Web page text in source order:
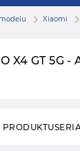
X4 GT 5G -
Xiaomi